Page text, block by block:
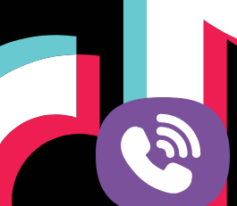
dormitor și grădină. Calitate,
modern pentru orice spațiu.Îți
complete de amenajare direct de
extinsă și consultanță gratuită